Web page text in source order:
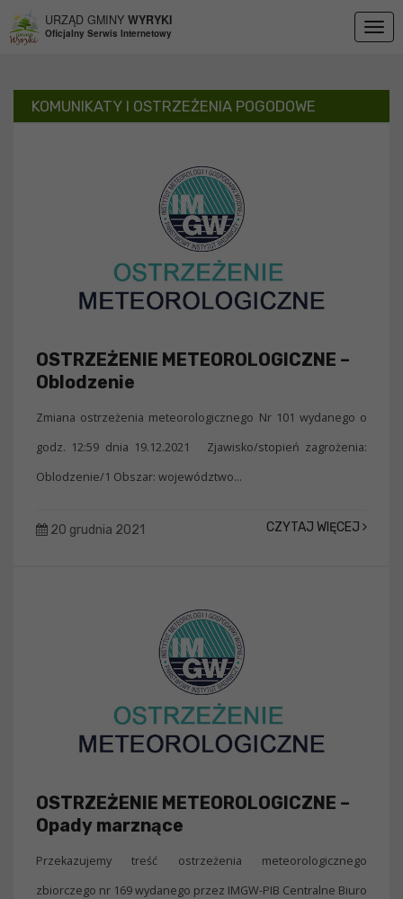
URZĄD GMINY WYRYKI
Oficjalny Serwis Internetowy
KOMUNIKATY I OSTRZEŻENIA POGODOWE
OSTRZEŻENIE METEOROLOGICZNE –
Oblodzenie
Zmiana ostrzeżenia meteorologicznego Nr 101 wydanego o
godz. 12:59 dnia 19.12.2021 Zjawisko/stopień zagrożenia:
Oblodzenie/1 Obszar: województwo...
20 grudnia 2021 CZYTAJ WIĘCEJ
OSTRZEŻENIE METEOROLOGICZNE –
Opady marznące
Przekazujemy treść ostrzeżenia meteorologicznego
zbiorczego nr 169 wydanego przez IMGW-PIB Centralne Biuro